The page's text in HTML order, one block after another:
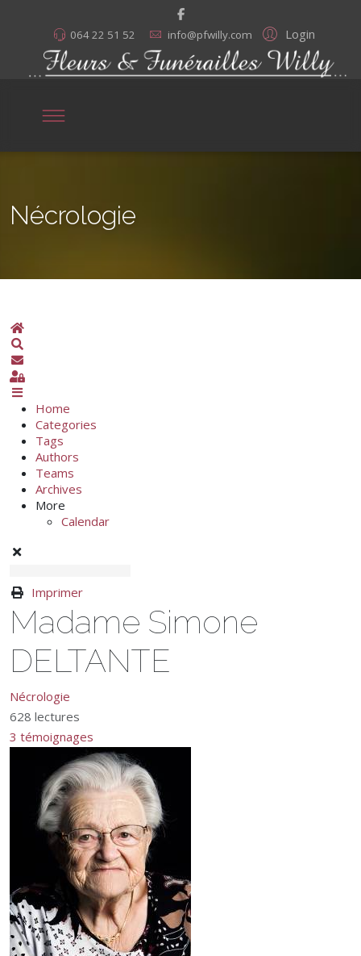
Login
064 22 51 52 info@pfwilly.com
Nécrologie
Home
Sign In
Home
Categories
Tags
Authors
Teams
Archives
More
Calendar
Imprimer
Madame Simone
DELTANTE
Nécrologie
628 lectures
3 témoignages